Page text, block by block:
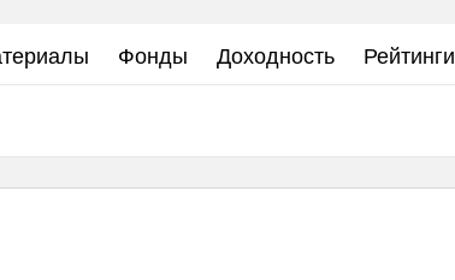
Фонды Доходность Рейтинги